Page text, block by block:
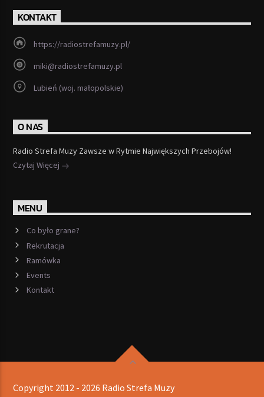
KONTAKT
https://radiostrefamuzy.pl/
miki@radiostrefamuzy.pl
Lubień (woj. małopolskie)
O NAS
Radio Strefa Muzy Zawsze w Rytmie Największych Przebojów!
Czytaj Więcej
MENU
Co było grane?
Rekrutacja
Ramówka
Events
Kontakt
Copyright 2012 - 2026 Radio Strefa Muzy